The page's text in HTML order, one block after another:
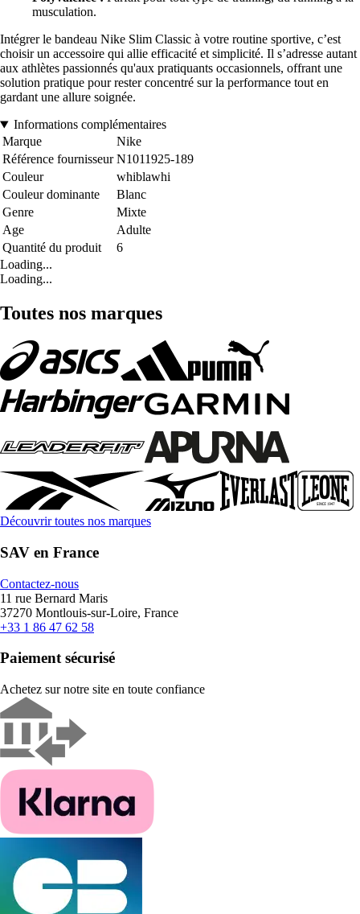
musculation.
Intégrer le bandeau Nike Slim Classic à votre routine sportive, c’est
choisir un accessoire qui allie efficacité et simplicité. Il s’adresse autant
aux athlètes passionnés qu'aux pratiquants occasionnels, offrant une
solution pratique pour rester concentré sur la performance tout en
gardant une allure soignée.
Informations complémentaires
Marque
Nike
Référence fournisseur N1011925-189
Couleur
whiblawhi
Couleur dominante
Blanc
Genre
Mixte
Age
Adulte
Quantité du produit
6
Loading...
Loading...
Toutes nos marques
Découvrir toutes nos marques
SAV en France
Contactez-nous
11 rue Bernard Maris
37270 Montlouis-sur-Loire, France
+33 1 86 47 62 58
Paiement sécurisé
Achetez sur notre site en toute confiance